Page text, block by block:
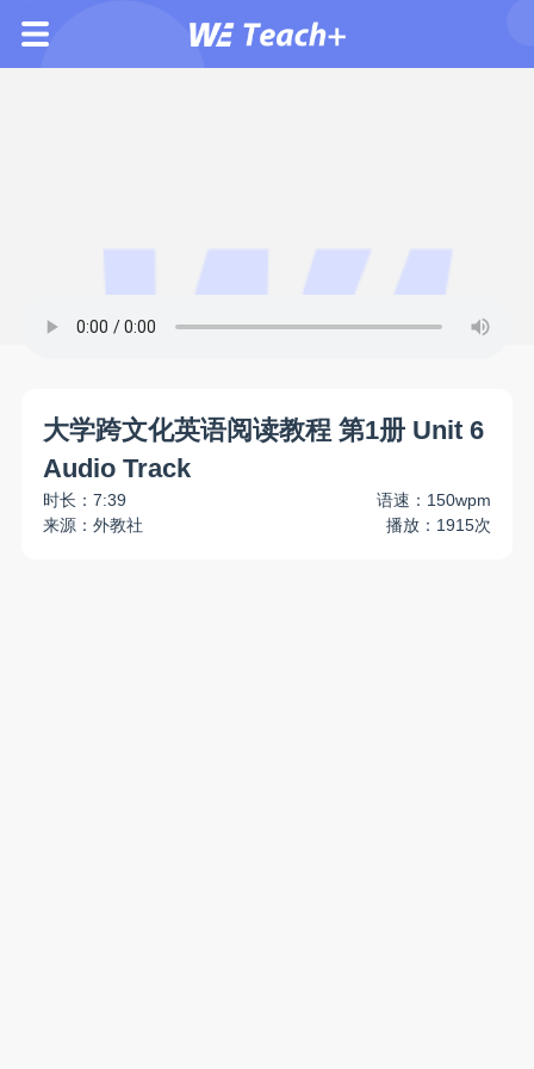
大学跨文化英语阅读教程 第1册 Unit 6
Audio Track
时长：7:39
语速：150wpm
来源：外教社
播放：1915次